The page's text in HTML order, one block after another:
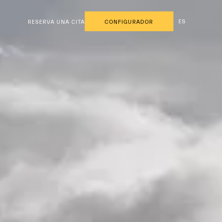
RESERVA UNA CITA CONFIGURADOR ES